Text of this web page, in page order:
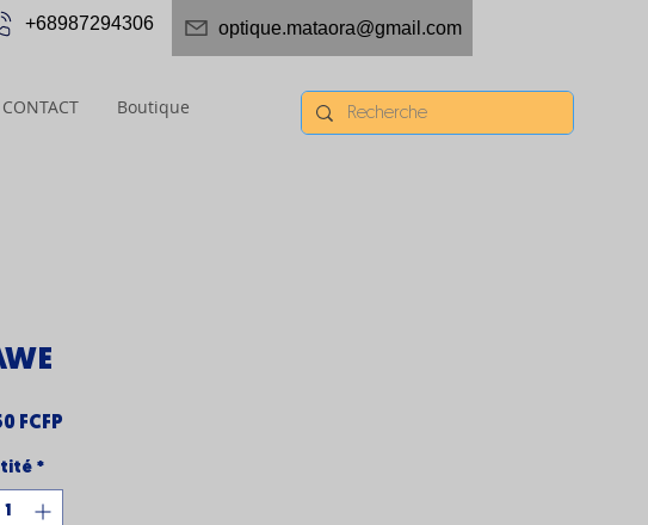
+68987294306 optique.mataora@gmail.com
CONTACT Boutique
FCFP
*